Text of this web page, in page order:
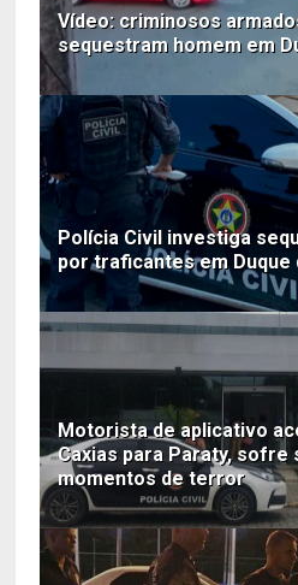
Vídeo: criminosos
sequestram homem em
Polícia Civil investiga
por traficantes em Duque
Motorista de aplicativo
Caxias para Paraty,
momentos de terror